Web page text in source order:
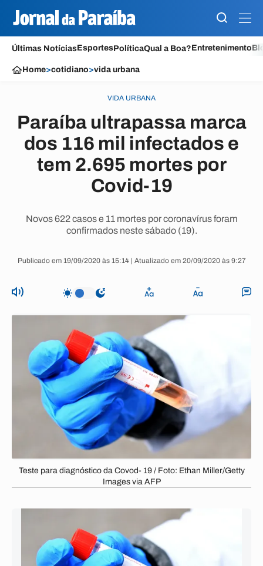
Últimas NotíciasEsportesPolíticaQual a Boa?Entretenimento
Home>cotidiano>vida urbana
VIDA URBANA
Paraíba ultrapassa marca
dos 116 mil infectados e
tem 2.695 mortes por
Covid-19
Novos 622 casos e 11 mortes por coronavírus foram
confirmados neste sábado (19).
Publicado em 19/09/2020 às 15:14 | Atualizado em 20/09/2020 às 9:27
Teste para diagnóstico da Covod- 19 / Foto: Ethan Miller/Getty
Images via AFP